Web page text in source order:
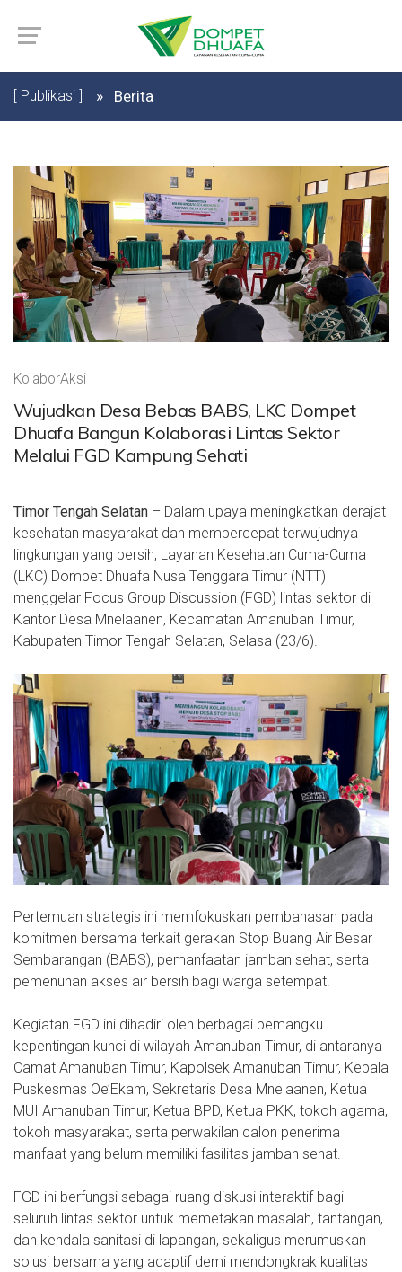
[ Publikasi ] Berita
KolaborAksi
Wujudkan Desa Bebas BABS, LKC Dompet
Dhuafa Bangun Kolaborasi Lintas Sektor
Melalui FGD Kampung Sehati
Timor Tengah Selatan – Dalam upaya meningkatkan derajat
kesehatan masyarakat dan mempercepat terwujudnya
lingkungan yang bersih, Layanan Kesehatan Cuma-Cuma
(LKC) Dompet Dhuafa Nusa Tenggara Timur (NTT)
menggelar Focus Group Discussion (FGD) lintas sektor di
Kantor Desa Mnelaanen, Kecamatan Amanuban Timur,
Kabupaten Timor Tengah Selatan, Selasa (23/6).
Pertemuan strategis ini memfokuskan pembahasan pada
komitmen bersama terkait gerakan Stop Buang Air Besar
Sembarangan (BABS), pemanfaatan jamban sehat, serta
pemenuhan akses air bersih bagi warga setempat.
Kegiatan FGD ini dihadiri oleh berbagai pemangku
kepentingan kunci di wilayah Amanuban Timur, di antaranya
Camat Amanuban Timur, Kapolsek Amanuban Timur, Kepala
Puskesmas Oe’Ekam, Sekretaris Desa Mnelaanen, Ketua
MUI Amanuban Timur, Ketua BPD, Ketua PKK, tokoh agama,
tokoh masyarakat, serta perwakilan calon penerima
manfaat yang belum memiliki fasilitas jamban sehat.
FGD ini berfungsi sebagai ruang diskusi interaktif bagi
seluruh lintas sektor untuk memetakan masalah, tantangan,
dan kendala sanitasi di lapangan, sekaligus merumuskan
solusi bersama yang adaptif demi mendongkrak kualitas